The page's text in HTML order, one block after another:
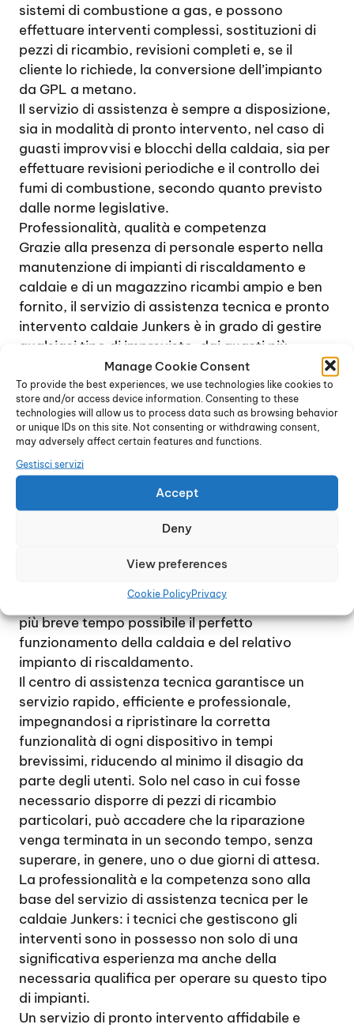
Manage Cookie Consent
To provide the best experiences, we use technologies like cookies to
store and/or access device information. Consenting to these
technologies will allow us to process data such as browsing behavior
or unique IDs on this site. Not consenting or withdrawing consent,
may adversely affect certain features and functions.
Gestisci servizi
Accept
Deny
View preferences
Cookie PolicyPrivacy
sistemi di combustione a gas, e possono
effettuare interventi complessi, sostituzioni di
pezzi di ricambio, revisioni completi e, se il
cliente lo richiede, la conversione dell’impianto
da GPL a metano.
Il servizio di assistenza è sempre a disposizione,
sia in modalità di pronto intervento, nel caso di
guasti improvvisi e blocchi della caldaia, sia per
effettuare revisioni periodiche e il controllo dei
fumi di combustione, secondo quanto previsto
dalle norme legislative.
Professionalità, qualità e competenza
Grazie alla presenza di personale esperto nella
manutenzione di impianti di riscaldamento e
caldaie e di un magazzino ricambi ampio e ben
fornito, il servizio di assistenza tecnica e pronto
intervento caldaie Junkers è in grado di gestire
qualsiasi tipo di imprevisto, dai guasti più
semplici e rapidi da gestire alle situazioni più
complesse, che prevedono magari lo
smontaggio completo della caldaia e la
sostituzione di una o più parti interne.
Contattando il centro di assistenza tecnica, è
possibile ricevere immediatamente una
consulenza specifica e accordarsi per un
sopralluogo, al fine di verificare l’entità e la
natura del guasto. In genere, se possibile, il
soddisfazione di ogni cliente e di ripristinare nel
più breve tempo possibile il perfetto
funzionamento della caldaia e del relativo
impianto di riscaldamento.
Il centro di assistenza tecnica garantisce un
servizio rapido, efficiente e professionale,
impegnandosi a ripristinare la corretta
funzionalità di ogni dispositivo in tempi
brevissimi, riducendo al minimo il disagio da
parte degli utenti. Solo nel caso in cui fosse
necessario disporre di pezzi di ricambio
particolari, può accadere che la riparazione
venga terminata in un secondo tempo, senza
superare, in genere, uno o due giorni di attesa.
La professionalità e la competenza sono alla
base del servizio di assistenza tecnica per le
caldaie Junkers: i tecnici che gestiscono gli
interventi sono in possesso non solo di una
significativa esperienza ma anche della
necessaria qualifica per operare su questo tipo
di impianti.
Un servizio di pronto intervento affidabile e